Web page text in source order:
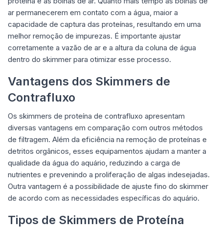
ar permanecerem em contato com a água, maior a
capacidade de captura das proteínas, resultando em uma
melhor remoção de impurezas. É importante ajustar
corretamente a vazão de ar e a altura da coluna de água
dentro do skimmer para otimizar esse processo.
Vantagens dos Skimmers de
Contrafluxo
Os skimmers de proteína de contrafluxo apresentam
diversas vantagens em comparação com outros métodos
de filtragem. Além da eficiência na remoção de proteínas e
detritos orgânicos, esses equipamentos ajudam a manter a
qualidade da água do aquário, reduzindo a carga de
nutrientes e prevenindo a proliferação de algas indesejadas.
Outra vantagem é a possibilidade de ajuste fino do skimmer
de acordo com as necessidades específicas do aquário.
Tipos de Skimmers de Proteína